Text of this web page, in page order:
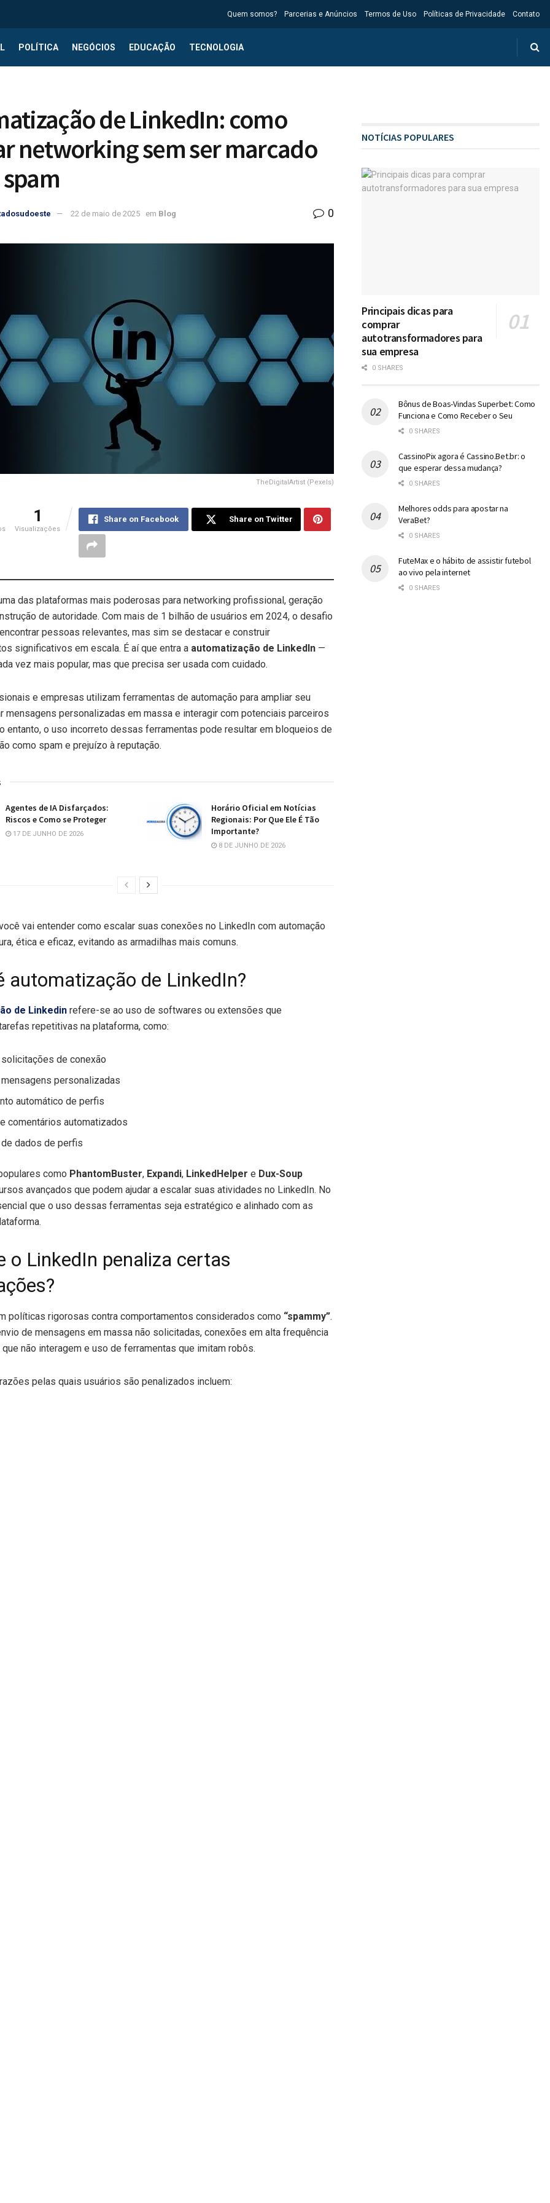
Quem somos? Parcerias e Anúncios Termos de Uso Políticas de Privacidade Contato
POLÍTICA NEGÓCIOS EDUCAÇÃO TECNOLOGIA
de LinkedIn: como
networking sem ser marcado
22 de maio de 2025 em Blog 0
TheDigitalArtist (Pexels)
1
Visualizações
Share on Facebook Share on Twitter
das plataformas mais poderosas para networking profissional, geração
de autoridade. Com mais de 1 bilhão de usuários em 2024, o desafio
pessoas relevantes, mas sim se destacar e construir
significativos em escala. É aí que entra a automatização de LinkedIn —
vez mais popular, mas que precisa ser usada com cuidado.
e empresas utilizam ferramentas de automação para ampliar seu
mensagens personalizadas em massa e interagir com potenciais parceiros
entanto, o uso incorreto dessas ferramentas pode resultar em bloqueios de
como spam e prejuízo à reputação.
Agentes de IA Disfarçados:
Riscos e Como se Proteger
17 DE JUNHO DE 2026
Horário Oficial em Notícias
Regionais: Por Que Ele É Tão
Importante?
8 DE JUNHO DE 2026
vai entender como escalar suas conexões no LinkedIn com automação
ética e eficaz, evitando as armadilhas mais comuns.
automatização de LinkedIn?
de Linkedin refere-se ao uso de softwares ou extensões que
repetitivas na plataforma, como:
solicitações de conexão
mensagens personalizadas
automático de perfis
comentários automatizados
de dados de perfis
como PhantomBuster, Expandi, LinkedHelper e Dux-Soup
avançados que podem ajudar a escalar suas atividades no LinkedIn. No
que o uso dessas ferramentas seja estratégico e alinhado com as
o LinkedIn penaliza certas
políticas rigorosas contra comportamentos considerados como “spammy”.
de mensagens em massa não solicitadas, conexões em alta frequência
não interagem e uso de ferramentas que imitam robôs.
pelas quais usuários são penalizados incluem:
NOTÍCIAS POPULARES
Principais dicas para
comprar
autotransformadores para
sua empresa
0 SHARES
Bônus de Boas-Vindas Superbet: Como
Funciona e Como Receber o Seu
0 SHARES
CassinoPix agora é Cassino.Bet.br: o
que esperar dessa mudança?
0 SHARES
Melhores odds para apostar na
VeraBet?
0 SHARES
FuteMax e o hábito de assistir futebol
ao vivo pela internet
0 SHARES